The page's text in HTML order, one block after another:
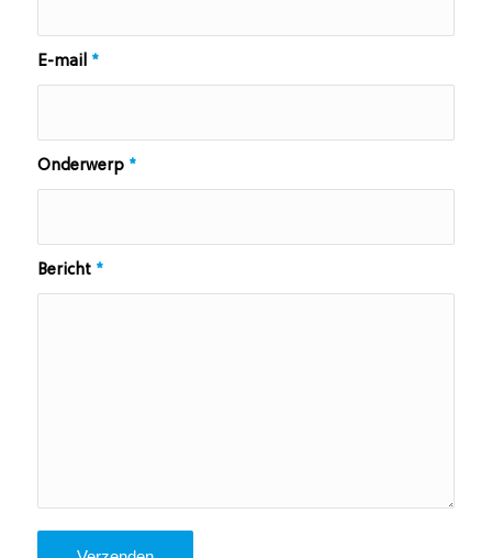
E-mail *
Onderwerp *
Bericht *